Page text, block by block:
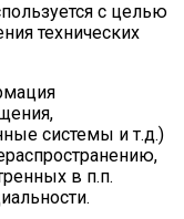
с целью
технических
системы и т.д.)
в п.п.